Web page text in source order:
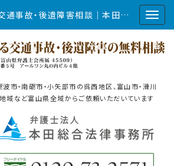
富山の弁護士による交通事故・後遺障害相談｜本田総合法律事務所
波市・南砺市・小矢部市の呉西地区、富山市・滑川
域など富山県全域からご依頼いただいています